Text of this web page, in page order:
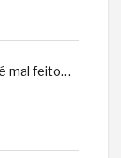
mal feito…